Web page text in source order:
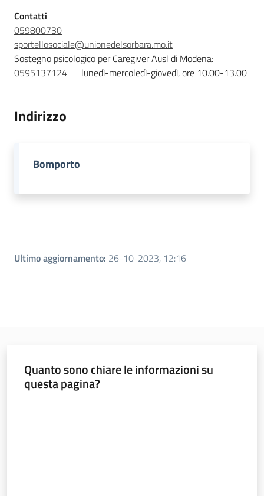
Argomenti
Contatti
059800730
sportellosociale@unionedelsorbara.mo.it
Sostegno psicologico per Caregiver Ausl di Modena:
0595137124
lunedì-mercoledì-giovedì, ore 10.00-13.00
Indirizzo
Bomporto
Ultimo aggiornamento: 26-10-2023, 12:16
Quanto sono chiare le informazioni su
questa pagina?